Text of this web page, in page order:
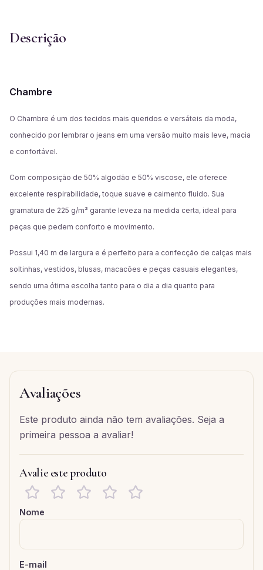
Descrição
Chambre
O Chambre é um dos tecidos mais queridos e versáteis da moda,
conhecido por lembrar o jeans em uma versão muito mais leve, macia
e confortável.
Com composição de 50% algodão e 50% viscose, ele oferece
excelente respirabilidade, toque suave e caimento fluido. Sua
gramatura de 225 g/m² garante leveza na medida certa, ideal para
peças que pedem conforto e movimento.
Possui 1,40 m de largura e é perfeito para a confecção de calças mais
soltinhas, vestidos, blusas, macacões e peças casuais elegantes,
sendo uma ótima escolha tanto para o dia a dia quanto para
produções mais modernas.
Avaliações
Este produto ainda não tem avaliações. Seja a
primeira pessoa a avaliar!
Avalie este produto
Nome
E-mail